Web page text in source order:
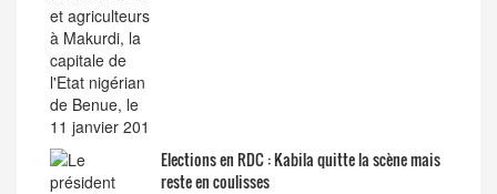
Elections en RDC : Kabila quitte la scène mais
reste en coulisses